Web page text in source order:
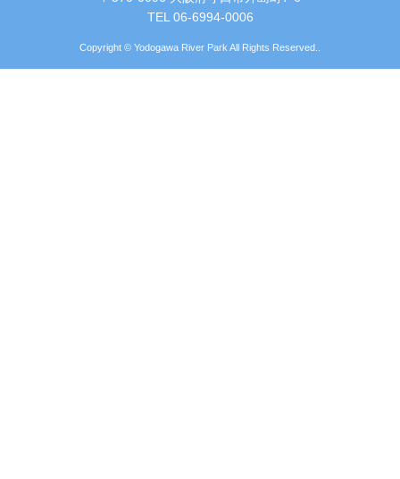
TEL 06-6994-0006
Copyright © Yodogawa River Park All Rights Reserved..